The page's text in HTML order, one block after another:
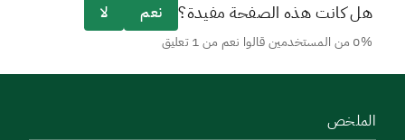
هل كانت هذه الصفحة مفيدة؟ نعم لا
0% من المستخدمين قالوا نعم من 1 تعليق
الملخص